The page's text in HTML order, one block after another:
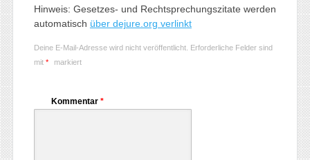
Hinweis: Gesetzes- und Rechtsprechungszitate werden
automatisch über dejure.org verlinkt
Deine E-Mail-Adresse wird nicht veröffentlicht. Erforderliche Felder sind
mit * markiert
Kommentar *